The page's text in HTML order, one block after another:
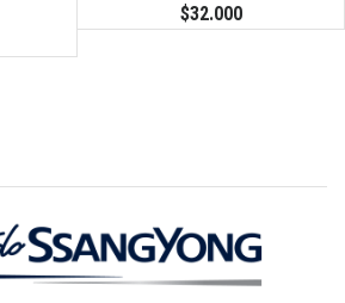
$32.000